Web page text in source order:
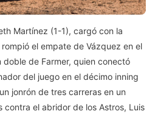
Martínez (1-1), cargó con la
el empate de Vázquez en el
de Farmer, quien conectó
del juego en el décimo inning
jonrón de tres carreras en un
contra el abridor de los Astros, Luis